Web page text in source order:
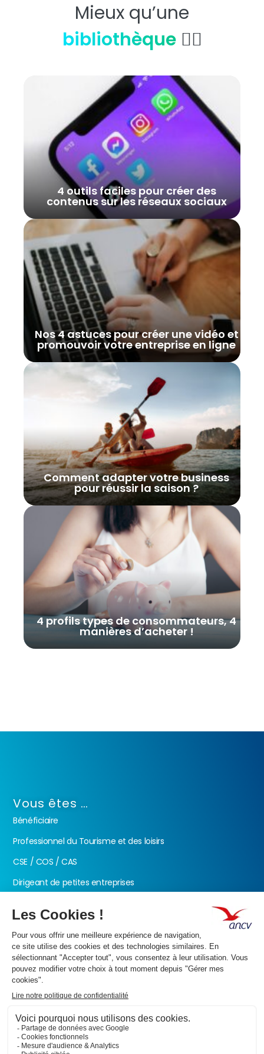
Mieux qu’une
bibliothèque👇🏼
4 outils faciles pour créer des
contenus sur les réseaux sociaux
Nos 4 astuces pour créer une vidéo et
promouvoir votre entreprise en ligne
Comment adapter votre business
pour réussir la saison ?
4 profils types de consommateurs, 4
manières d’acheter !
Vous êtes …
Bénéficiaire
Professionnel du Tourisme et des loisirs
CSE / COS / CAS
Dirigeant de petites entreprises
Nos produits
Les Chèques-Vacances
Présentation de l’ANCV
Nos valeurs
Actualités
Documents
FAQ